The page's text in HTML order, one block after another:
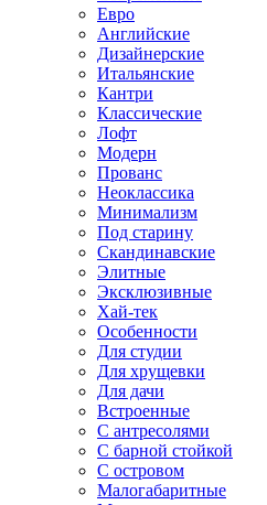
Евро
Английские
Дизайнерские
Итальянские
Кантри
Классические
Лофт
Модерн
Прованс
Неоклассика
Минимализм
Под старину
Скандинавские
Элитные
Эксклюзивные
Хай-тек
Особенности
Для студии
Для хрущевки
Для дачи
Встроенные
С антресолями
С барной стойкой
С островом
Малогабаритные